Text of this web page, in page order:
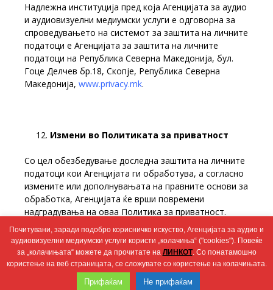
Надлежна институција пред која Агенцијата за аудио
и аудиовизуелни медиумски услуги е одговорна за
спроведувањето на системот за заштита на личните
податоци е Агенцијата за заштита на личните
податоци на Република Северна Македонија, бул.
Гоце Делчев бр.18, Скопје, Република Северна
Македонија, www.privacy.mk.
Измени во Политиката за приватност
Со цел обезбедување доследна заштита на личните
податоци кои Агенцијата ги обработува, а согласно
измените или дополнувањата на правните основи за
обработка, Агенцијата ќе врши повремени
надградувања на оваа Политика за приватност.
Сите измени ќе бидат редовно објавувани и лесно
достапни до субјектите на личните податоци.
Почитувани, заради подобро корисничко искуство, Агенцијата за аудио и
аудиовизуелни медиумски услуги користи „колачиња“ ("cookies"). Повеќе
за „колачињата“ можете да прочитате на ЛИНКОТ. Со понатамошно
користење на веб страницата, се сложувате со користење на колачињата.
Прифаќам Не прифаќам